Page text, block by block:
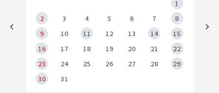
1
2
3 4 5 6 7
8
9
10 11 12 13 14
15
16
17 18 19 20 21
22
23
24 25 26 27 28
29
30
31